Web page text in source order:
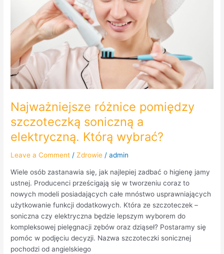
Najważniejsze różnice pomiędzy
szczoteczką soniczną a
elektryczną. Którą wybrać?
Leave a Comment /Zdrowie /admin
Wiele osób zastanawia się, jak najlepiej zadbać o higienę jamy
ustnej. Producenci prześcigają się w tworzeniu coraz to
nowych modeli posiadających całe mnóstwo usprawniających
użytkowanie funkcji dodatkowych. Która ze szczoteczek –
soniczna czy elektryczna będzie lepszym wyborem do
kompleksowej pielęgnacji zębów oraz dziąseł? Postaramy się
pomóc w podjęciu decyzji. Nazwa szczoteczki sonicznej
pochodzi od angielskiego
elektryczną.
Którą
wybrać?